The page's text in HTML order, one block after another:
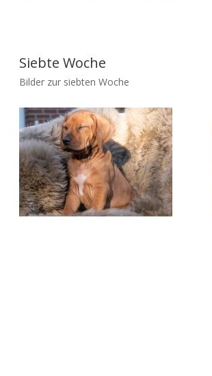
Siebte Woche
Bilder zur siebten Woche